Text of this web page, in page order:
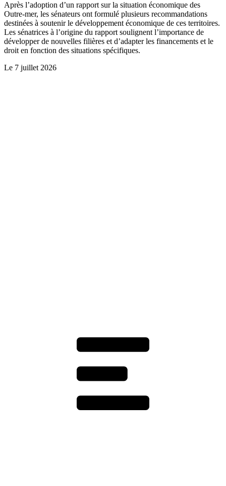
Après l’adoption d’un rapport sur la situation économique des
Outre-mer, les sénateurs ont formulé plusieurs recommandations
destinées à soutenir le développement économique de ces territoires.
Les sénatrices à l’origine du rapport soulignent l’importance de
développer de nouvelles filières et d’adapter les financements et le
droit en fonction des situations spécifiques.
Le 7 juillet 2026